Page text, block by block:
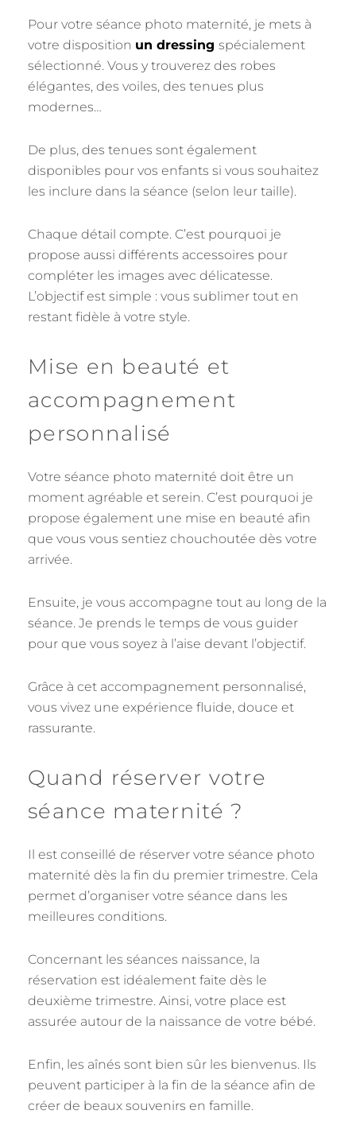
Pour votre séance photo maternité, je mets à
votre disposition un dressing spécialement
sélectionné. Vous y trouverez des robes
élégantes, des voiles, des tenues plus
modernes…
De plus, des tenues sont également
disponibles pour vos enfants si vous souhaitez
les inclure dans la séance (selon leur taille).
Chaque détail compte. C’est pourquoi je
propose aussi différents accessoires pour
compléter les images avec délicatesse.
L’objectif est simple : vous sublimer tout en
restant fidèle à votre style.
Mise en beauté et
accompagnement
personnalisé
Votre séance photo maternité doit être un
moment agréable et serein. C’est pourquoi je
propose également une mise en beauté afin
que vous vous sentiez chouchoutée dès votre
arrivée.
Ensuite, je vous accompagne tout au long de la
séance. Je prends le temps de vous guider
pour que vous soyez à l’aise devant l’objectif.
Grâce à cet accompagnement personnalisé,
vous vivez une expérience fluide, douce et
rassurante.
Quand réserver votre
séance maternité ?
Il est conseillé de réserver votre séance photo
maternité dès la fin du premier trimestre. Cela
permet d’organiser votre séance dans les
meilleures conditions.
Concernant les séances naissance, la
réservation est idéalement faite dès le
deuxième trimestre. Ainsi, votre place est
assurée autour de la naissance de votre bébé.
Enfin, les aînés sont bien sûr les bienvenus. Ils
peuvent participer à la fin de la séance afin de
créer de beaux souvenirs en famille.